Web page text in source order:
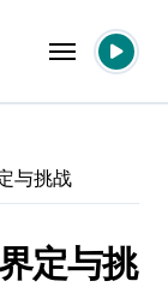
与挑战
定与挑